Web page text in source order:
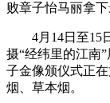
败章子怡马丽拿下
4月14日至15日
摄“经纬里的江南
子金像颁仪式正
烟、草本烟。